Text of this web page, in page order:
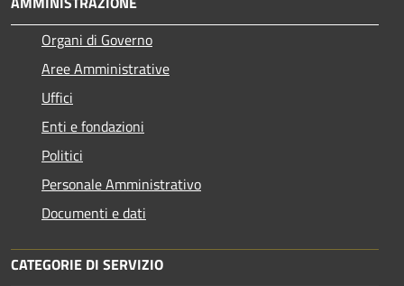
Organi di Governo
Aree Amministrative
Uffici
Enti e fondazioni
Politici
Personale Amministrativo
Documenti e dati
CATEGORIE DI SERVIZIO